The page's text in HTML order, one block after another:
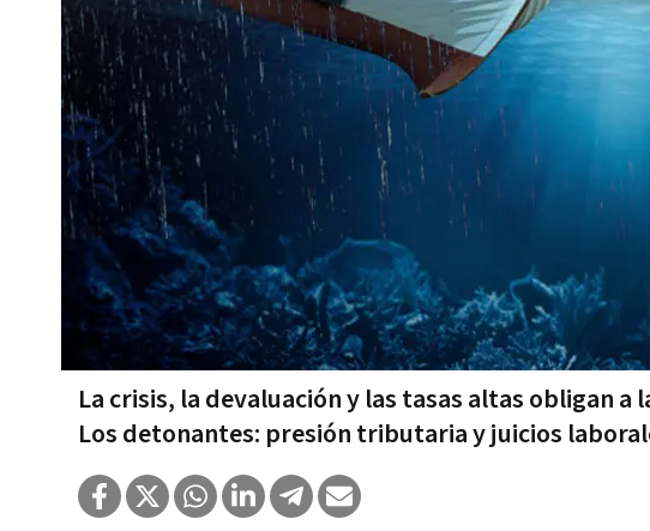
La crisis, la devaluación y las tasas altas obligan
Los detonantes: presión tributaria y juicios